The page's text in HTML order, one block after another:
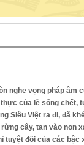
nghe vọng pháp âm
của lẽ sống chết,
Siêu Việt ra đi, đã
cây, tan vào non
tuyệt đối của các bậc